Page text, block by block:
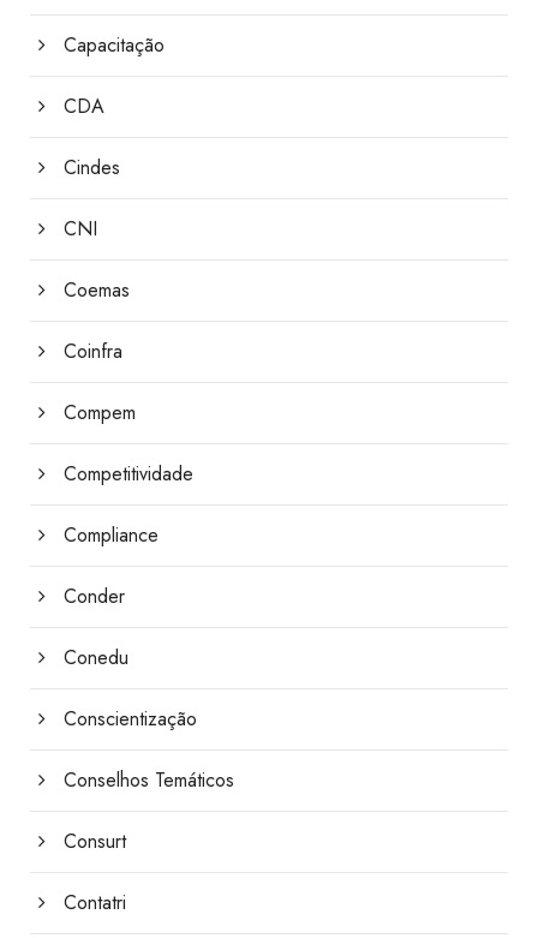
Capacitação
CDA
Cindes
CNI
Coemas
Coinfra
Compem
Competitividade
Compliance
Conder
Conedu
Conscientização
Conselhos Temáticos
Consurt
Contatri